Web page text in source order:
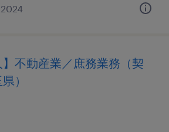
】不動産業／庶務業務（契
）